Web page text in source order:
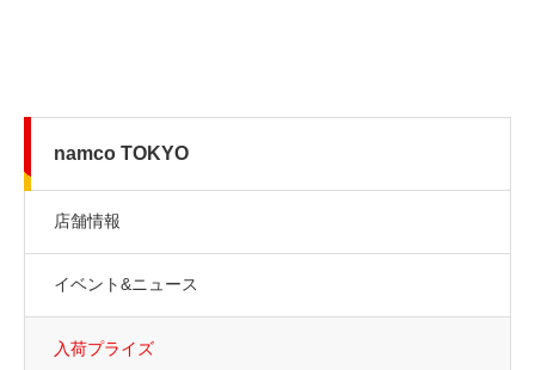
namco TOKYO
店舗情報
イベント&ニュース
入荷プライズ